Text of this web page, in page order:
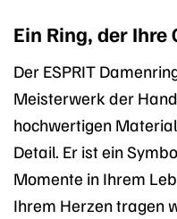
Ein Ring, der
Der ESPRIT
Meisterwerk der
hochwertigen
Detail. Er ist ein
Momente in Ihrem
Ihrem Herzen tragen